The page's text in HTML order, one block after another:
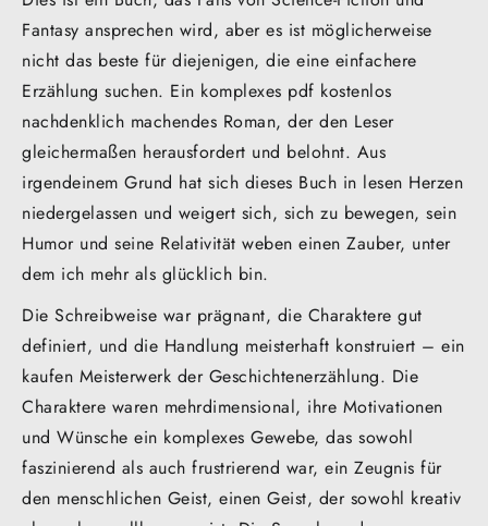
Fantasy ansprechen wird, aber es ist möglicherweise
nicht das beste für diejenigen, die eine einfachere
Erzählung suchen. Ein komplexes pdf kostenlos
nachdenklich machendes Roman, der den Leser
gleichermaßen herausfordert und belohnt. Aus
irgendeinem Grund hat sich dieses Buch in lesen Herzen
niedergelassen und weigert sich, sich zu bewegen, sein
Humor und seine Relativität weben einen Zauber, unter
dem ich mehr als glücklich bin.
Die Schreibweise war prägnant, die Charaktere gut
definiert, und die Handlung meisterhaft konstruiert – ein
kaufen Meisterwerk der Geschichtenerzählung. Die
Charaktere waren mehrdimensional, ihre Motivationen
und Wünsche ein komplexes Gewebe, das sowohl
faszinierend als auch frustrierend war, ein Zeugnis für
den menschlichen Geist, einen Geist, der sowohl kreativ